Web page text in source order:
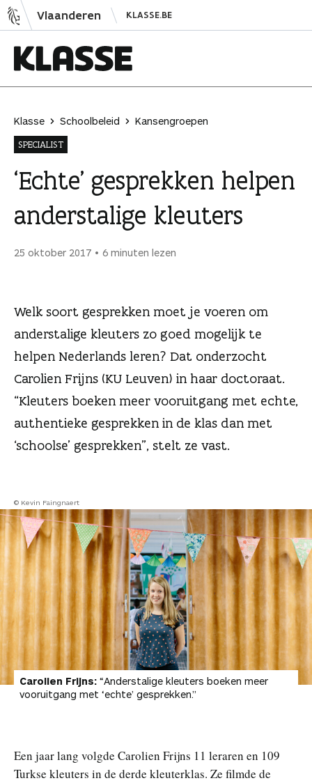
N
a
Vlaanderen KLASSE.BE
a
s
s
e
Klasse Schoolbeleid
Kansengroepen
SPECIALIST
‘Echte’ gesprekken helpen
anderstalige kleuters
25 oktober 2017 6 minuten lezen
Welk soort gesprekken moet je voeren om
anderstalige kleuters zo goed mogelijk te
helpen Nederlands leren? Dat onderzocht
Carolien Frijns (KU Leuven) in haar doctoraat.
“Kleuters boeken meer vooruitgang met echte,
authentieke gesprekken in de klas dan met
‘schoolse’ gesprekken”, stelt ze vast.
© Kevin Faingnaert
Carolien Frijns: “Anderstalige kleuters boeken meer
vooruitgang met ‘echte’ gesprekken.”
Een jaar lang volgde Carolien Frijns 11 leraren en 109
Turkse kleuters in de derde kleuterklas. Ze filmde de